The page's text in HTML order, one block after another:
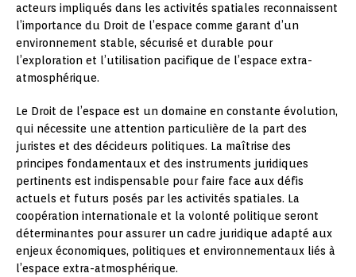
acteurs impliqués dans les activités spatiales reconnaissent
l’importance du Droit de l’espace comme garant d’un
environnement stable, sécurisé et durable pour
l’exploration et l’utilisation pacifique de l’espace extra-
atmosphérique.
Le Droit de l’espace est un domaine en constante évolution,
qui nécessite une attention particulière de la part des
juristes et des décideurs politiques. La maîtrise des
principes fondamentaux et des instruments juridiques
pertinents est indispensable pour faire face aux défis
actuels et futurs posés par les activités spatiales. La
coopération internationale et la volonté politique seront
déterminantes pour assurer un cadre juridique adapté aux
enjeux économiques, politiques et environnementaux liés à
l’espace extra-atmosphérique.